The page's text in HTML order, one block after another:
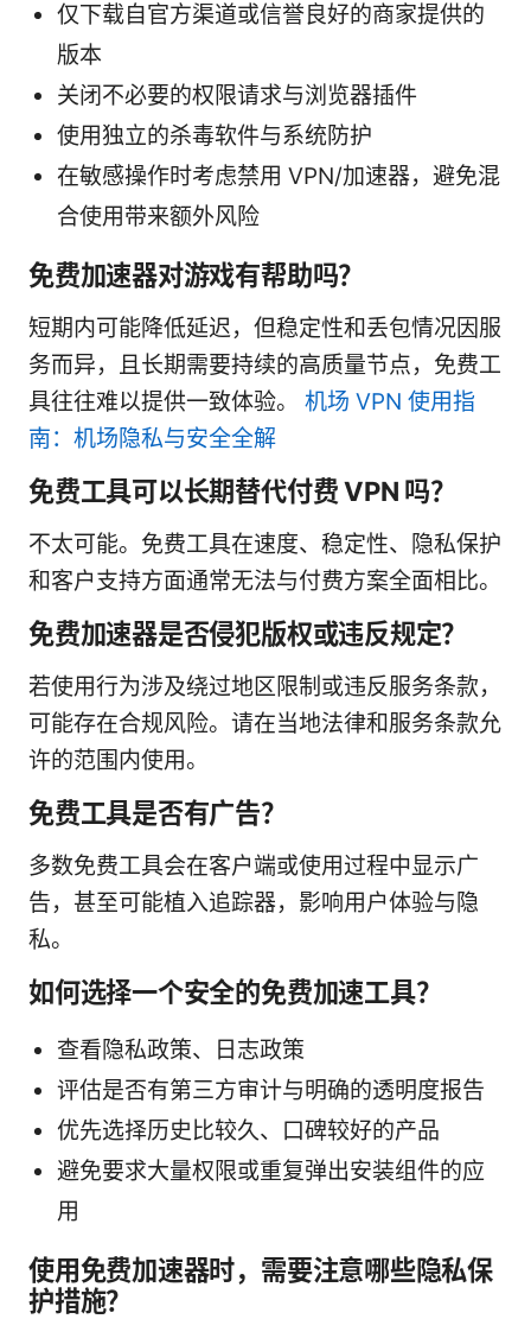
仅下载自官方渠道或信誉良好的商家提供的
版本
关闭不必要的权限请求与浏览器插件
使用独立的杀毒软件与系统防护
在敏感操作时考虑禁用 VPN/加速器，避免混
合使用带来额外风险
免费加速器对游戏有帮助吗？
短期内可能降低延迟，但稳定性和丢包情况因服
务而异，且长期需要持续的高质量节点，免费工
具往往难以提供一致体验。 机场 VPN 使用指
南：机场隐私与安全全解
免费工具可以长期替代付费 VPN 吗？
不太可能。免费工具在速度、稳定性、隐私保护
和客户支持方面通常无法与付费方案全面相比。
免费加速器是否侵犯版权或违反规定？
若使用行为涉及绕过地区限制或违反服务条款，
可能存在合规风险。请在当地法律和服务条款允
许的范围内使用。
免费工具是否有广告？
多数免费工具会在客户端或使用过程中显示广
告，甚至可能植入追踪器，影响用户体验与隐
私。
如何选择一个安全的免费加速工具？
查看隐私政策、日志政策
评估是否有第三方审计与明确的透明度报告
优先选择历史比较久、口碑较好的产品
避免要求大量权限或重复弹出安装组件的应
用
使用免费加速器时，需要注意哪些隐私保
护措施？